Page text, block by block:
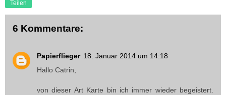
Teilen
6 Kommentare:
Papierflieger 18. Januar 2014 um 14:18
Hallo Catrin,
von dieser Art Karte bin ich immer wieder begeistert.